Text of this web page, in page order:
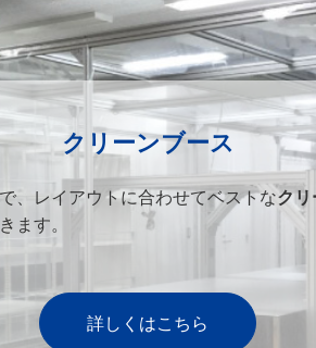
クリーンブース
、レイアウトに合わせてベストなクリ
ます。
詳しくはこちら